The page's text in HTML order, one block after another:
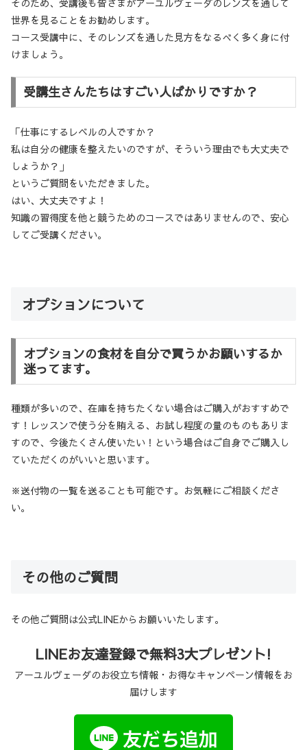
世界を見ることをお勧めします。
コース受講中に、そのレンズを通した見方をなるべく多く身に付
けましょう。
受講生さんたちはすごい人ばかりですか？
「仕事にするレベルの人ですか？
私は自分の健康を整えたいのですが、そういう理由でも大丈夫で
しょうか？」
というご質問をいただきました。
はい、大丈夫ですよ！
知識の習得度を他と競うためのコースではありませんので、安心
してご受講ください。
オプションについて
オプションの食材を自分で買うかお願いするか
迷ってます。
種類が多いので、在庫を持ちたくない場合はご購入がおすすめで
す！レッスンで使う分を賄える、お試し程度の量のものもありま
すので、今後たくさん使いたい！という場合はご自身でご購入し
ていただくのがいいと思います。
※送付物の一覧を送ることも可能です。お気軽にご相談くださ
い。
その他のご質問
その他ご質問は公式LINEからお願いいたします。
LINEお友達登録で無料3大プレゼント!
アーユルヴェーダのお役立ち情報・お得なキャンペーン情報をお
届けします